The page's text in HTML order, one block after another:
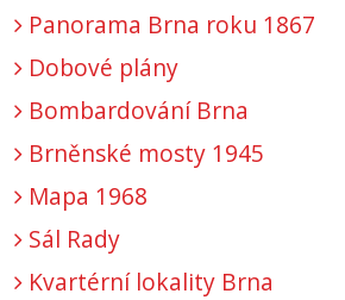
Panorama Brna roku 1867
Dobové plány
Bombardování Brna
Brněnské mosty 1945
Mapa 1968
Sál Rady
Kvartérní lokality Brna